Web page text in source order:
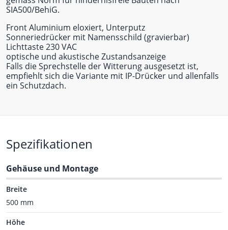
SIA500/BehiG.
Front Aluminium eloxiert, Unterputz
Sonneriedrücker mit Namensschild (gravierbar)
Lichttaste 230 VAC
optische und akustische Zustandsanzeige
Falls die Sprechstelle der Witterung ausgesetzt ist,
empfiehlt sich die Variante mit IP-Drücker und allenfalls
ein Schutzdach.
Spezifikationen
Gehäuse und Montage
Breite
500 mm
Höhe